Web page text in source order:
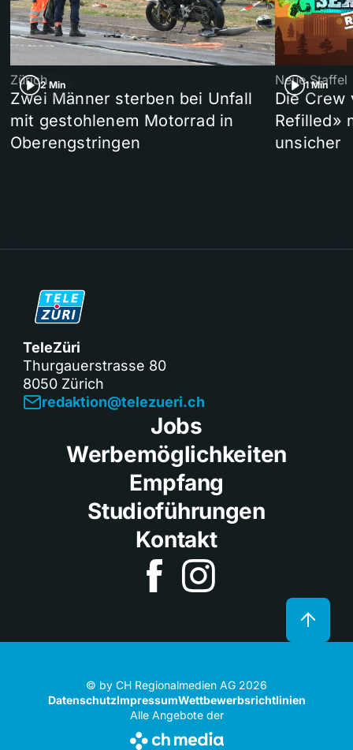
2 Min
Zürich
Zwei Männer sterben bei Unfall
mit gestohlenem Motorrad in
Oberengstringen
1 Min
Neue Staffel
Die Crew
Refilled»
unsicher
TeleZüri
Thurgauerstrasse 80
8050 Zürich
redaktion@telezueri.ch
Jobs
Werbemöglichkeiten
Empfang
Studioführungen
Kontakt
© by CH Regionalmedien AG 2026
DatenschutzImpressumWettbewerbsrichtlinien
Alle Angebote der